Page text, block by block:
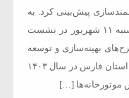
پیش‌بینی کرد. به
گزارش پرتو جنوب؛ وحید بهفر امروز سه‌شنبه ۱۱ شهریور در نشست
بهینه‌سازی و توسعه
فرهنگ مصرف ایمن و بهینه گاز موجب شد استان فارس در سال ۱۴۰۳